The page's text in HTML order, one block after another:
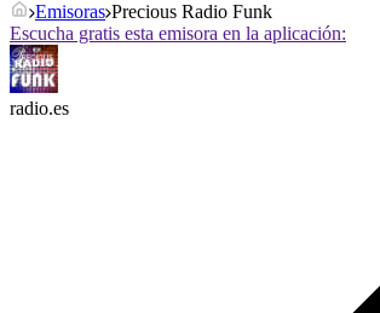
Emisoras Precious Radio Funk
Escucha gratis esta emisora en la aplicación:
radio.es